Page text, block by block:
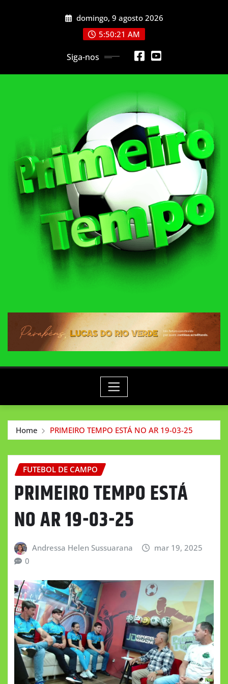
domingo, 9 agosto 2026
5:50:24 AM
Siga-nos
Home PRIMEIRO TEMPO ESTÁ NO AR 19-03-25
FUTEBOL DE CAMPO
PRIMEIRO TEMPO ESTÁ
NO AR 19-03-25
Andressa Helen Sussuarana
mar 19, 2025
0